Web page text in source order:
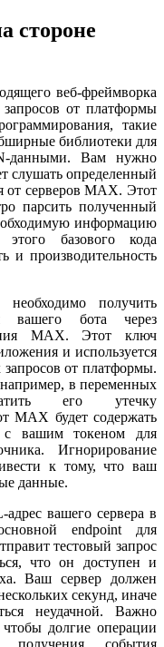
стороне
веб-фреймворка
запросов от платформы
такие
библиотеки для
данными. Вам нужно
слушать определенный
от серверов MAX. Этот
парсить полученный
информацию
базового кода
и производительность
необходимо получить
вашего бота через
MAX. Этот ключ
и используется
от платформы.
в переменных
его утечку
MAX будет содержать
с вашим токеном для
Игнорирование
к тому, что ваш
данные.
адрес вашего сервера в
endpoint для
тестовый запрос
что он доступен и
Ваш сервер должен
секунд, иначе
неудачной. Важно
чтобы долгие операции